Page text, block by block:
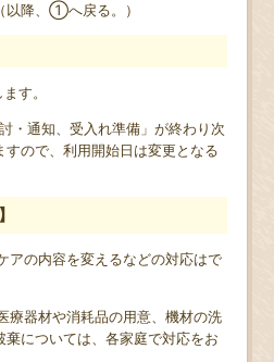
以降、①へ戻る。）
す。
通知、受入れ準備」が終わり次
すので、利用開始日は変更となる
の内容を変えるなどの対応はで
器材や消耗品の用意、機材の洗
棄については、各家庭で対応をお